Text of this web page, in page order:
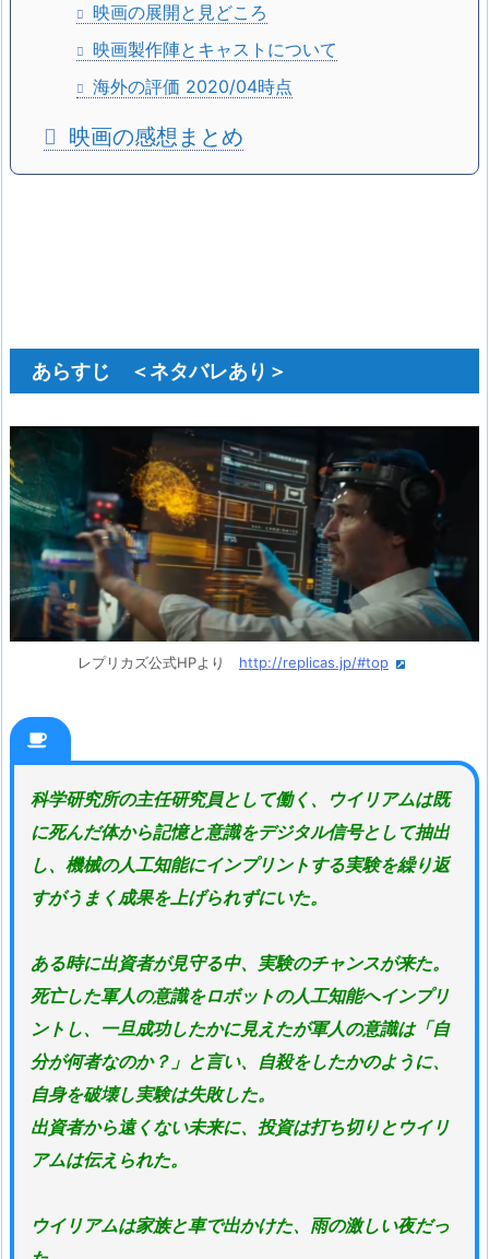
映画の展開と見どころ
映画製作陣とキャストについて
海外の評価 2020/04時点
映画の感想まとめ
あらすじ ＜ネタバレあり＞
レプリカズ公式HPより http://replicas.jp/#top
科学研究所の主任研究員として働く、ウイリアムは既
に死んだ体から記憶と意識をデジタル信号として抽出
し、機械の人工知能にインプリントする実験を繰り返
すがうまく成果を上げられずにいた。
ある時に出資者が見守る中、実験のチャンスが来た。
死亡した軍人の意識をロボットの人工知能へインプリ
ントし、一旦成功したかに見えたが軍人の意識は「自
分が何者なのか？」と言い、自殺をしたかのように、
自身を破壊し実験は失敗した。
出資者から遠くない未来に、投資は打ち切りとウイリ
アムは伝えられた。
ウイリアムは家族と車で出かけた、雨の激しい夜だっ